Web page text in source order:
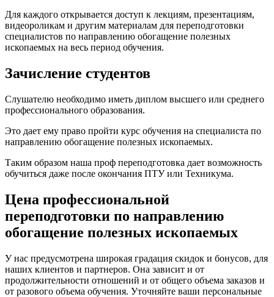
Для каждого открывается доступ к лекциям, презентациям,
видеороликам и другим материалам для переподготовки
специалистов по направлению обогащение полезных
ископаемых на весь период обучения.
Зачисление студентов
Слушателю необходимо иметь диплом высшего или среднего
профессионального образования.
Это дает ему право пройти курс обучения на специалиста по
направлению обогащение полезных ископаемых.
Таким образом наша проф переподготовка дает возможность
обучиться даже после окончания ПТУ или Техникума.
Цена профессиональной
переподготовки по направлению
обогащение полезных ископаемых
У нас предусмотрена широкая градация скидок и бонусов, для
наших клиентов и партнеров. Она зависит и от
продолжительности отношений и от общего объема заказов и
от разового объема обучения. Уточняйте ваши персональные